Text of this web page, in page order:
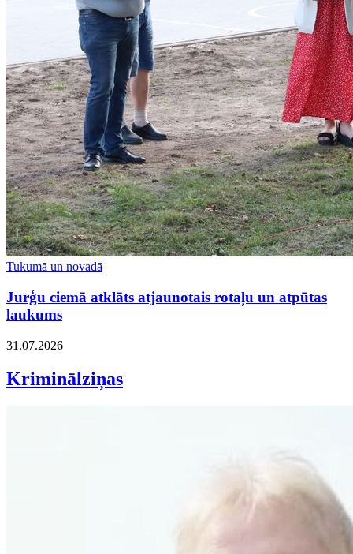
Tukumā un novadā
Jurģu ciemā atklāts atjaunotais rotaļu un atpūtas
laukums
31.07.2026
Kriminālziņas